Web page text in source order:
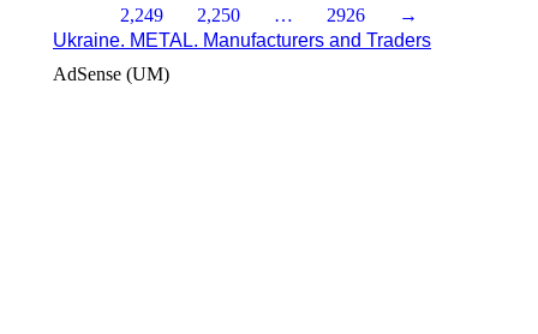
2,249
2,250 … 2926
→
Ukraine. METAL. Manufacturers and Traders
AdSense (UM)